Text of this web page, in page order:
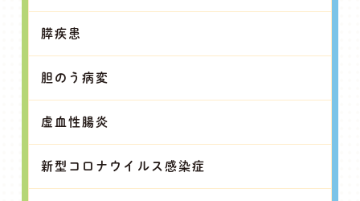
膵疾患
胆のう病変
虚血性腸炎
新型コロナウイルス感染症